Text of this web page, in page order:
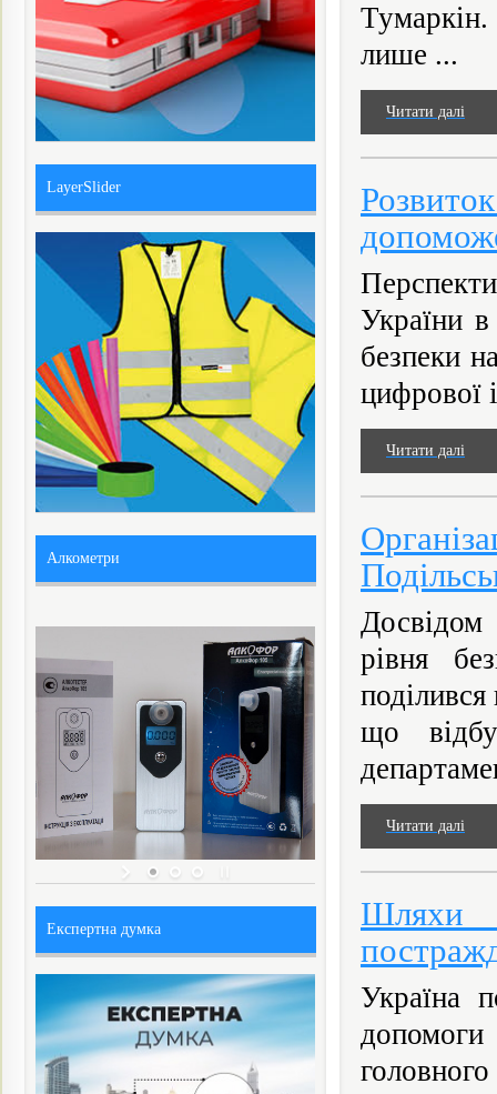
лише ...
Читати далі
України
безпеки
цифрової
Читати далі
Досвідом
рівня
що
Читати далі
Шляхи
Україна
LayerSlider
Алкометри
Експертна думка